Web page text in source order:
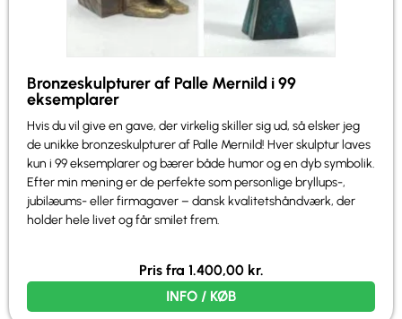
Bronzeskulpturer af Palle Mernild i 99
eksemplarer
Hvis du vil give en gave, der virkelig skiller sig ud, så elsker jeg
de unikke bronzeskulpturer af Palle Mernild! Hver skulptur laves
kun i 99 eksemplarer og bærer både humor og en dyb symbolik.
Efter min mening er de perfekte som personlige bryllups-,
jubilæums- eller firmagaver – dansk kvalitetshåndværk, der
holder hele livet og får smilet frem.
Pris fra 1.400,00 kr.
INFO / KØB